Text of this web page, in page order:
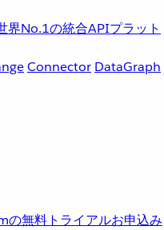
界No.1の統合APIプラット
Connector DataGraph
無料トライアルお申込み